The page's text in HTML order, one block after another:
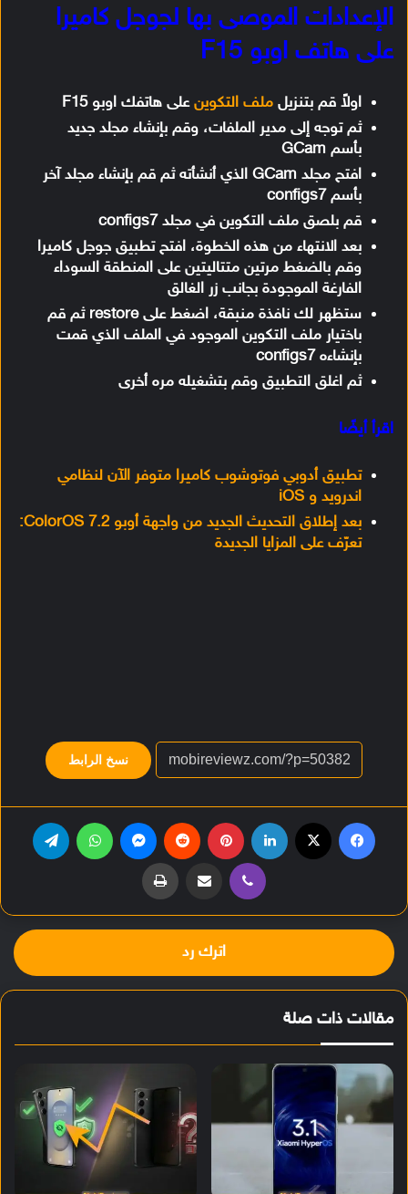
الإعدادات الموصى بها لجوجل كاميرا
على هاتف اوبو F15
اولاً قم بتنزيل ملف التكوين على هاتفك اوبو F15
ثم توجه إلى مدير الملفات، وقم بإنشاء مجلد جديد
بأسم GCam
افتح مجلد GCam الذي أنشأته ثم قم بإنشاء مجلد آخر
بأسم configs7
قم بلصق ملف التكوين في مجلد configs7
بعد الانتهاء من هذه الخطوة، افتح تطبيق جوجل كاميرا
وقم بالضغط مرتين متتاليتين على المنطقة السوداء
الفارغة الموجودة بجانب زر الغالق
ستظهر لك نافذة منبقة، اضغط على restore ثم قم
باختيار ملف التكوين الموجود في الملف الذي قمت
بإنشاءه configs7
ثم اغلق التطبيق وقم بتشغيله مره أخرى
اقرأ أيضًا
تطبيق أدوبي فوتوشوب كاميرا متوفر الآن لنظامي
اندرويد و iOS
بعد إطلاق التحديث الجديد من واجهة أوبو ColorOS 7.2:
تعرّف على المزايا الجديدة
نسخ الرابط
ڤايبر مشاركة عبر البريد طباعة
اترك رد
مقالات ذات صلة